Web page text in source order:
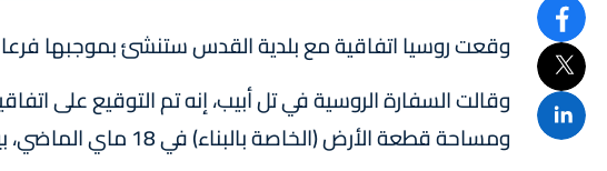
وقعت روسيا اتفاقية مع بلدية القدس ستنشئ بموجبها
وقالت السفارة الروسية في تل أبيب، إنه تم التوقيع على
ومساحة قطعة الأرض (الخاصة بالبناء) في 18 ماي الماضي، بين روسيا وبلدية القدس.